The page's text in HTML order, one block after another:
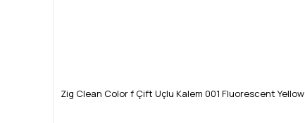
Zig Clean Color f Çift Uçlu Kalem 001 Fluorescent Yellow